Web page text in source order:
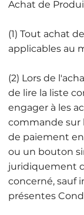
Achat de
(1) Tout achat
applicables au
(2) Lors de
de lire la liste
engager à les
commande sur
de paiement
ou un bouton
juridiquement
concerné, sauf
présentes